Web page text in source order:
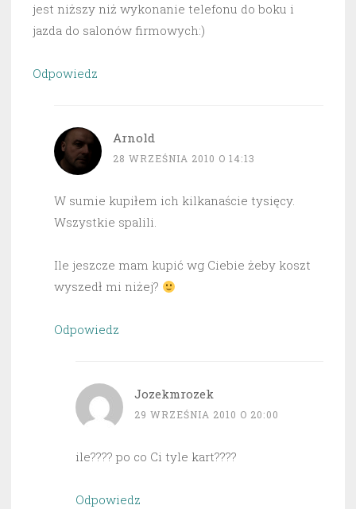
jest niższy niż wykonanie telefonu do boku i
jazda do salonów firmowych:)
Odpowiedz
Arnold
28 WRZEŚNIA 2010 O 14:13
W sumie kupiłem ich kilkanaście tysięcy.
Wszystkie spalili.
Ile jeszcze mam kupić wg Ciebie żeby koszt
wyszedł mi niżej?
Odpowiedz
Jozekmrozek
29 WRZEŚNIA 2010 O 20:00
ile???? po co Ci tyle kart????
Odpowiedz